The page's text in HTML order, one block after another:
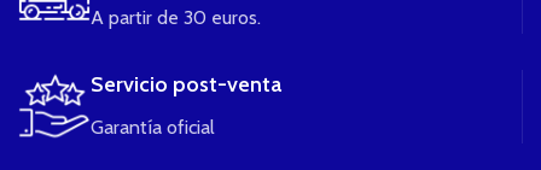
A partir de 30 euros.
Servicio post-venta
Garantía oficial